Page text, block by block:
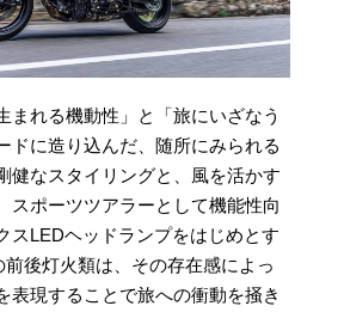
まれる機動性」と「旅にいざなう
ドに造り込んだ、随所にみられる
健なスタイリングと、風を活かす
スポーツツアラーとして機能性向
スLEDヘッドランプをはじめとす
前後灯火類は、その存在感によっ
表現することで旅への衝動を掻き